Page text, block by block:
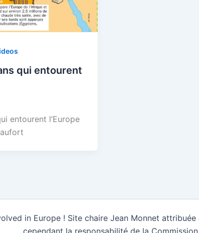
qui entourent
entourent l’Europe
in Europe ! Site chaire Jean Monnet